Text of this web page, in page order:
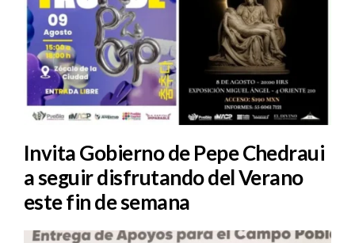
Invita Gobierno de Pepe Chedraui
a seguir disfrutando del Verano
este fin de semana